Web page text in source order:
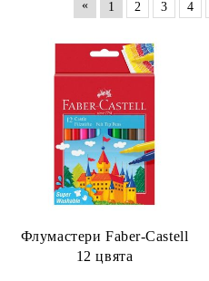
« 1 2 3 4
Флумастери Faber-Castell
12 цвята